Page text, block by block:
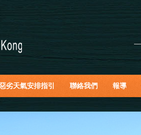
劣天氣安排指引 聯絡我們 報導